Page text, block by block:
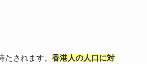
されます。 香港人の人口に対